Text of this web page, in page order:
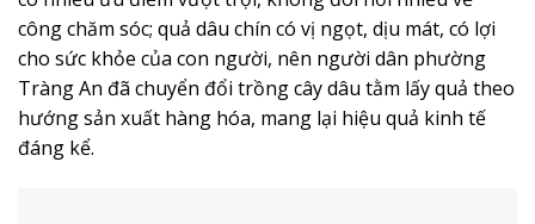
công chăm sóc; quả dâu chín có vị ngọt, dịu mát, có lợi
cho sức khỏe của con người, nên người dân phường
Tràng An đã chuyển đổi trồng cây dâu tằm lấy quả theo
hướng sản xuất hàng hóa, mang lại hiệu quả kinh tế
đáng kể.